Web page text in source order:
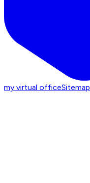
my virtual officeSitemap